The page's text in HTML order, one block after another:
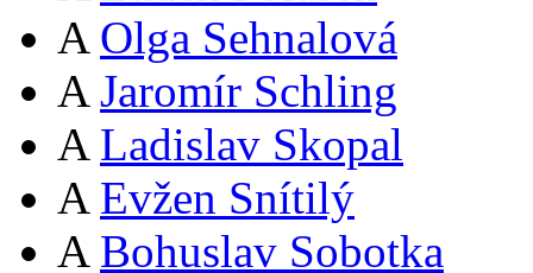
A Olga Sehnalová
A Jaromír Schling
A Ladislav Skopal
A Evžen Snítilý
A Bohuslav Sobotka